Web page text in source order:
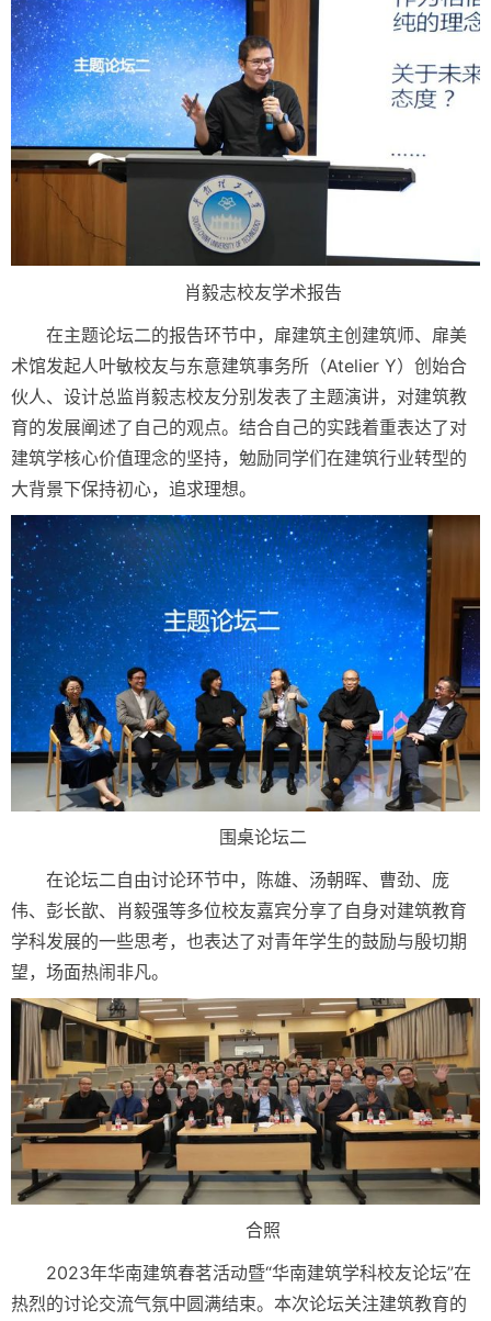
肖毅志校友学术报告
在主题论坛二的报告环节中，扉建筑主创建筑师、扉美
术馆发起人叶敏校友与东意建筑事务所（Atelier Y）创始合
伙人、设计总监肖毅志校友分别发表了主题演讲，对建筑教
育的发展阐述了自己的观点。结合自己的实践着重表达了对
建筑学核心价值理念的坚持，勉励同学们在建筑行业转型的
大背景下保持初心，追求理想。
围桌论坛二
在论坛二自由讨论环节中，陈雄、汤朝晖、曹劲、庞
伟、彭长歆、肖毅强等多位校友嘉宾分享了自身对建筑教育
学科发展的一些思考，也表达了对青年学生的鼓励与殷切期
望，场面热闹非凡。
合照
2023年华南建筑春茗活动暨“华南建筑学科校友论坛”在
热烈的讨论交流气氛中圆满结束。本次论坛关注建筑教育的